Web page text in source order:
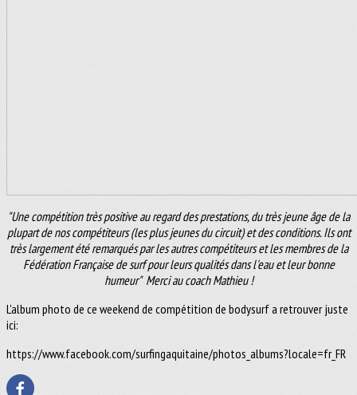
"Une compétition très positive au regard des prestations, du très jeune âge de la
plupart de nos compétiteurs (les plus jeunes du circuit) et des conditions. Ils ont
très largement été remarqués par les autres compétiteurs et les membres de la
Fédération Française de surf pour leurs qualités dans l'eau et leur bonne
humeur" Merci au coach Mathieu !
L'album photo de ce weekend de compétition de bodysurf a retrouver juste
ici:
https://www.facebook.com/surfingaquitaine/photos_albums?locale=fr_FR